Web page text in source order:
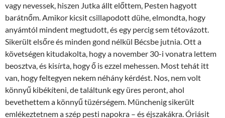
vagy nevessek, hiszen Jutka állt előttem, Pesten hagyott
barátnőm. Amikor kicsit csillapodott dühe, elmondta, hogy
anyámtól mindent megtudott, és egy percig sem tétovázott.
Sikerült elsőre és minden gond nélkül Bécsbe jutnia. Ott a
követségen kitudakolta, hogy a november 30-i vonatra lettem
beosztva, és kisírta, hogy ő is ezzel mehessen. Most tehát itt
van, hogy feltegyen nekem néhány kérdést. Nos, nem volt
könnyű kibékíteni, de találtunk egy üres peront, ahol
bevethettem a könnyű tüzérségem. Münchenig sikerült
emlékeztetnem a szép pesti napokra – és éjszakákra. Óriásit